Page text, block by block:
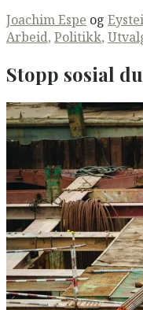
Joachim Espe og
Arbeid, Politikk,
Stopp sosial